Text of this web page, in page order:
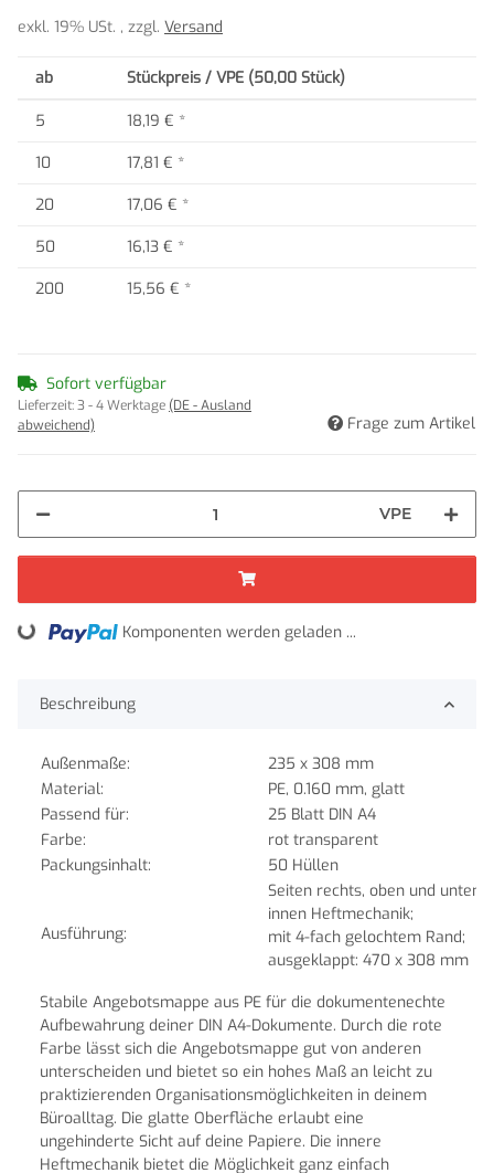
exkl. 19% USt. , zzgl. Versand
ab Stückpreis / VPE (50,00 Stück)
5 18,19 € *
10
17,81 € *
20
17,06 € *
50
16,13 € *
200
15,56 € *
Sofort verfügbar
Lieferzeit:3 - 4 Werktage (DE - Ausland
abweichend)
Frage zum Artikel
VPE
Loading... Komponenten werden geladen ...
Beschreibung
Außenmaße:
235 x 308 mm
Material:
PE, 0.160 mm, glatt
Passend für:
25 Blatt DIN A4
Farbe:
rot transparent
Packungsinhalt:
50 Hüllen
Ausführung:
Seiten rechts, oben und unten
innen Heftmechanik;
mit 4-fach gelochtem Rand;
ausgeklappt: 470 x 308 mm
Stabile Angebotsmappe aus PE für die dokumentenechte
Aufbewahrung deiner DIN A4-Dokumente. Durch die rote
Farbe lässt sich die Angebotsmappe gut von anderen
unterscheiden und bietet so ein hohes Maß an leicht zu
praktizierenden Organisationsmöglichkeiten in deinem
Büroalltag. Die glatte Oberfläche erlaubt eine
ungehinderte Sicht auf deine Papiere. Die innere
Heftmechanik bietet die Möglichkeit ganz einfach